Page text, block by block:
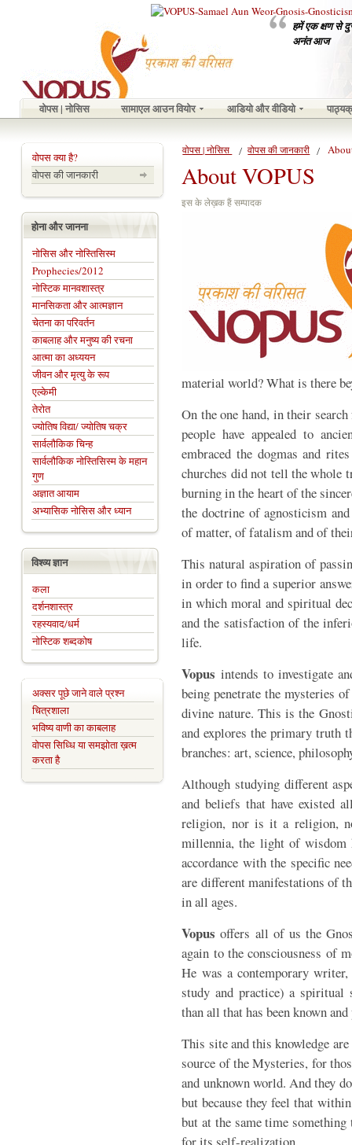
हमें एक क्षण से
अनंत आज
वोपस | नोसिस सामाएल आउन वियोर आडियो और वीडियो
वोपस | नोसिस वोपस की जानकारी
About VOPUS
इस के लेख़क हैं सम्पादक
material world? What is there
On the one hand, in their
people have appealed to
embraced the dogmas and
churches did not tell the whole
burning in the heart of the
the doctrine of agnosticism
of matter, of fatalism and of
This natural aspiration of
in order to find a superior
in which moral and spiritual
and the satisfaction of the
life.
Vopus intends to investigate
being penetrate the mysteries
divine nature. This is the
and explores the primary truth
branches: art, science,
Although studying different
and beliefs that have existed
religion, nor is it a religion,
millennia, the light of wisdom
accordance with the specific
are different manifestations of
in all ages.
Vopus offers all of us the
again to the consciousness of
He was a contemporary
study and practice) a spiritual
than all that has been known
This site and this knowledge
source of the Mysteries, for
and unknown world. And they
but because they feel that
but at the same time
वोपस क्या है?
वोपस की जानकारी
होना और जानना
नोसिस और नोस्तिसिस्म
Prophecies/2012
नोस्टिक मानवशास्त्र
मानसिकता और आत्मज्ञान
चेतना का परिवर्तन
काबलाह और मनुष्य की रचना
आत्मा का अध्ययन
जीवन और मृत्यु के रूप
एल्केमी
तेरोत
ज्योतिष विद्या/ ज्योतिष चक्र
सार्वलौकिक चिन्ह
सार्वलौकिक नोस्तिसिस्म के महान
गुण
अज्ञात आयाम
अभ्यासिक नोसिस और ध्यान
विश्व्य ज्ञान
कला
दर्शनशास्त्र
रहस्यवाद/धर्म
नोस्टिक शब्दकोष
अक्सर पूछे जाने वाले प्रश्न
चित्रशाला
भविष्य वाणी का काबलाह
वोपस सिध्धि या समझोता ख़त्म
करता है